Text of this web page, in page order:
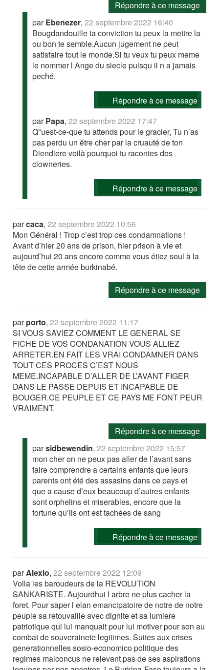
Répondre à ce message
parEbenezer,22 septembre 2022 16:40
Bougdandouille ta conviction tu peux la mettre la
ou bon te semble.Aucun jugement ne peut
satisfaire tout le monde.Si tu veux tu peux meme
le nommer l Ange du siecle puisqu il n a jamais
peché.
Répondre à ce message
parPapa,22 septembre 2022 17:47
Q"uest-ce-que tu attends pour le gracier, Tu n’as
pas perdu un être cher par la cruauté de ton
Diendiere voilà pourquoi tu racontes des
clowneries.
Répondre à ce message
parcaca,22 septembre 2022 10:56
Mon Général ! Trop c’est trop ces condamnations !
Avant d’hier 20 ans de prison, hier prison à vie et
aujourd’hui 20 ans encore comme vous étiez seul à la
tête de cette armée burkinabé.
Répondre à ce message
parporto,22 septembre 2022 11:17
SI VOUS SAVIEZ COMMENT LE GENERAL SE
FICHE DE VOS CONDANATION VOUS ALLIEZ
ARRETER.EN FAIT LES VRAI CONDAMNER DANS
TOUT CES PROCES C’EST NOUS
MEME.INCAPABLE D’ALLER DE L’AVANT FIGER
DANS LE PASSE DEPUIS ET INCAPABLE DE
BOUGER.CE PEUPLE ET CE PAYS ME FONT PEUR
VRAIMENT.
Répondre à ce message
parsidbewendin,22 septembre 2022 15:57
mon cher on ne peux pas aller de l’avant sans
faire comprendre a certains enfants que leurs
parents ont été des assasins dans ce pays et
que a cause d’eux beaucoup d’autres enfants
sont orphelins et miserables, encore que la
fortune qu’ils ont est tachées de sang
Répondre à ce message
parAlexio,22 septembre 2022 12:09
Voila les baroudeurs de la REVOLUTION
SANKARISTE. Aujourdhui l arbre ne plus cacher la
foret. Pour saper l elan emancipatoire de notre de notre
peuple sa retouvaille avec dignite et sa lumiere
patriotique qui lui manquait pour lui motiver pour son au
combat de souverainete legitimes. Suites aux crises
generationnelles sosio-economico politique des
regimes malconcus ne relevant pas de ses aspirations